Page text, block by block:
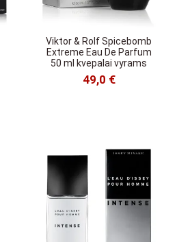
Viktor & Rolf Spicebomb
Extreme Eau De Parfum
50 ml kvepalai vyrams
49,0 €